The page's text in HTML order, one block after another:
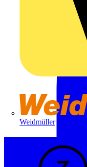
Weidmüller